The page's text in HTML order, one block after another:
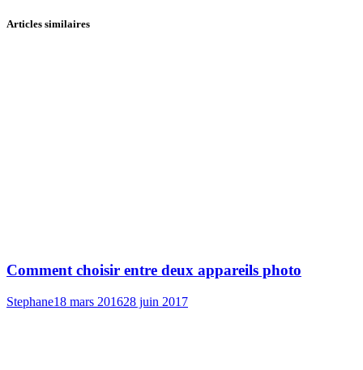
Articles similaires
Comment choisir entre deux appareils photo
Stephane18 mars 201628 juin 2017